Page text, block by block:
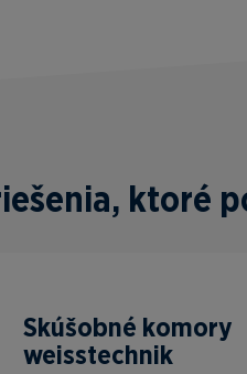
ktoré
Skúšobné komory
weisstechnik